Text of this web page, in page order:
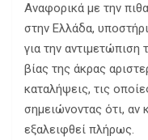
Αναφορικά με την
στην Ελλάδα,
για την αντιμετώπιση
βίας της άκρας
καταλήψεις, τις
σημειώνοντας ότι, αν
εξαλειφθεί πλήρως.